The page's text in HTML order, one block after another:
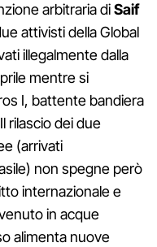
arbitraria diSaif
attivisti della Global
illegalmente dalla
mentre si
I, battente bandiera
rilascio dei due
(arrivati
non spegne però
internazionale e
in acque
alimenta nuove